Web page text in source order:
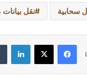
سحابية نقل بيانات
فيسبوك ‫X